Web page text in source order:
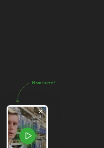
Нажмите!